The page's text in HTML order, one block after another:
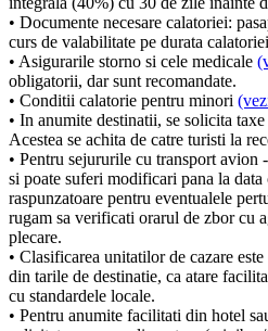
• Documente necesare calatoriei:
curs de valabilitate pe durata
• Asigurarile storno si cele medicale
obligatorii, dar sunt recomandate.
• Conditii calatorie pentru minori
• In anumite destinatii, se solicita
Acestea se achita de catre turisti la
• Pentru sejururile cu transport
si poate suferi modificari pana la data
raspunzatoare pentru eventualele
rugam sa verificati orarul de zbor cu
plecare.
• Clasificarea unitatilor de cazare
din tarile de destinatie, ca atare
cu standardele locale.
• Pentru anumite facilitati din hotel